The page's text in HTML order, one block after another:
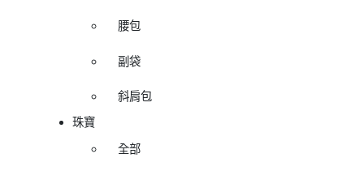
腰包
副袋
斜肩包
珠寶
全部